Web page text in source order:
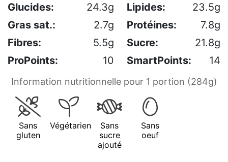
Glucides: 24.3g Lipides:
23.5g
Gras sat.:
2.7g Protéines:
7.8g
Fibres:
5.5g Sucre:
21.8g
ProPoints:
10 SmartPoints: 14
Information nutritionnelle pour 1 portion (284g)
Sans
gluten
Végétarien
Sans
sucre
ajouté
Sans
oeuf